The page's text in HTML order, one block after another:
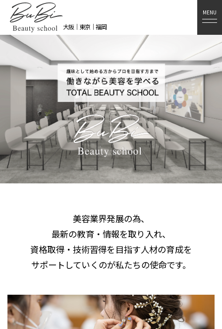
大阪｜東京｜福岡
MENU
美容業界発展の為、
最新の教育・情報を取り入れ、
資格取得・技術習得を目指す人材の育成を
サポートしていくのが私たちの使命です。